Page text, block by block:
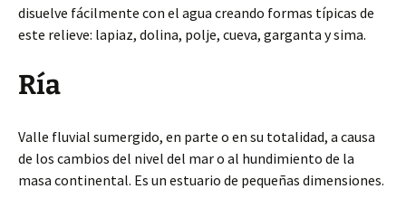
disuelve fácilmente con el agua creando formas típicas de
este relieve: lapiaz, dolina, polje, cueva, garganta y sima.
Ría
Valle fluvial sumergido, en parte o en su totalidad, a causa
de los cambios del nivel del mar o al hundimiento de la
masa continental. Es un estuario de pequeñas dimensiones.